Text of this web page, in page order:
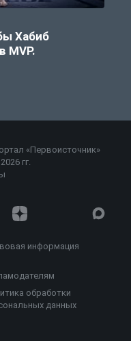
Хабиб
MVP.
«Первоисточник»
гг.
информация
обработки
данных